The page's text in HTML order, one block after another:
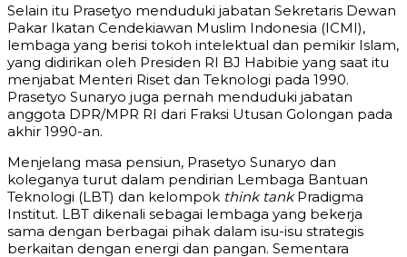
Selain itu Prasetyo menduduki jabatan Sekretaris Dewan
Pakar Ikatan Cendekiawan Muslim Indonesia (ICMI),
lembaga yang berisi tokoh intelektual dan pemikir Islam,
yang didirikan oleh Presiden RI BJ Habibie yang saat itu
menjabat Menteri Riset dan Teknologi pada 1990.
Prasetyo Sunaryo juga pernah menduduki jabatan
anggota DPR/MPR RI dari Fraksi Utusan Golongan pada
akhir 1990-an.
Menjelang masa pensiun, Prasetyo Sunaryo dan
koleganya turut dalam pendirian Lembaga Bantuan
Teknologi (LBT) dan kelompok think tankPradigma
Institut. LBT dikenali sebagai lembaga yang bekerja
sama dengan berbagai pihak dalam isu-isu strategis
berkaitan dengan energi dan pangan. Sementara